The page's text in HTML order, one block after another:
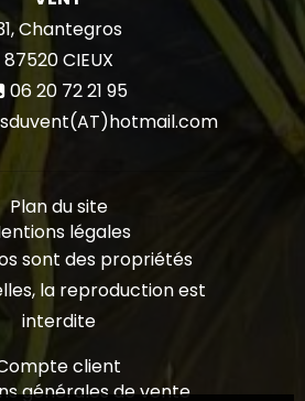
Chantegros
87520CIEUX
06 20 72 21 95
Plan du site
légales
sont des propriétés
la reproduction est
interdite
client
générales de vente